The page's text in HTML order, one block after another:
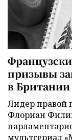
призывы
в Британии
Лидер правой
Флориан
мультсериал